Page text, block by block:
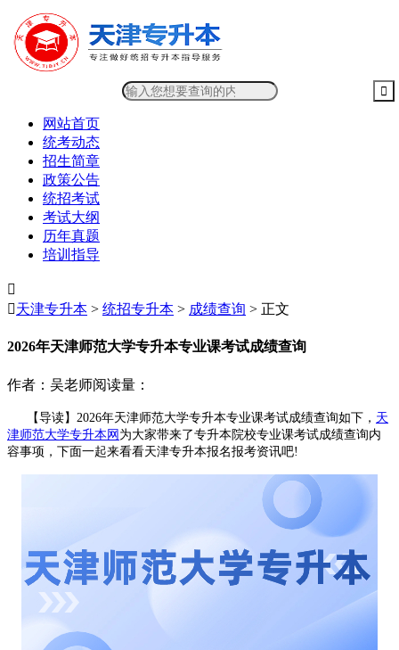
网站首页
统考动态
招生简章
政策公告
统招考试
考试大纲
历年真题
培训指导

天津专升本 > 统招专升本 > 成绩查询 > 正文
2026年天津师范大学专升本专业课考试成绩查询
作者：吴老师阅读量：
【导读】2026年天津师范大学专升本专业课考试成绩查询如下， 天
津师范大学专升本网为大家带来了专升本院校专业课考试成绩查询内
容事项，下面一起来看看天津专升本报名报考资讯吧!